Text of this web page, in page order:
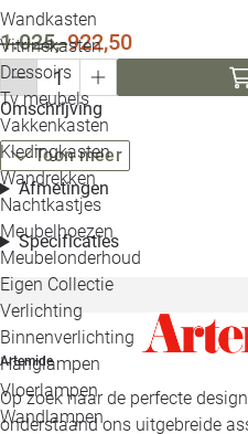
Wandkasten
Vitrinekasten
Dressoirs
Tv meubels
Vakkenkasten
Kledingkasten
Wandrekken
Nachtkastjes
Meubelhoezen
Meubelonderhoud
Eigen Collectie
Verlichting
Binnenverlichting
Hanglampen
Vloerlampen
Wandlampen
1.025,-922,50
Omschrijving
Toon meer
Afmetingen
Specificaties
Artemide
Op zoek naar de perfecte
onderstaand ons uitgebreide